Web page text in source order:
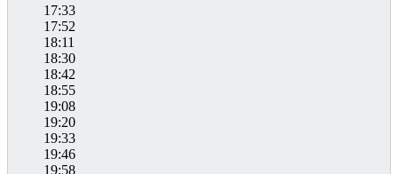
17:33
17:52
18:11
18:30
18:42
18:55
19:08
19:20
19:33
19:46
19:58